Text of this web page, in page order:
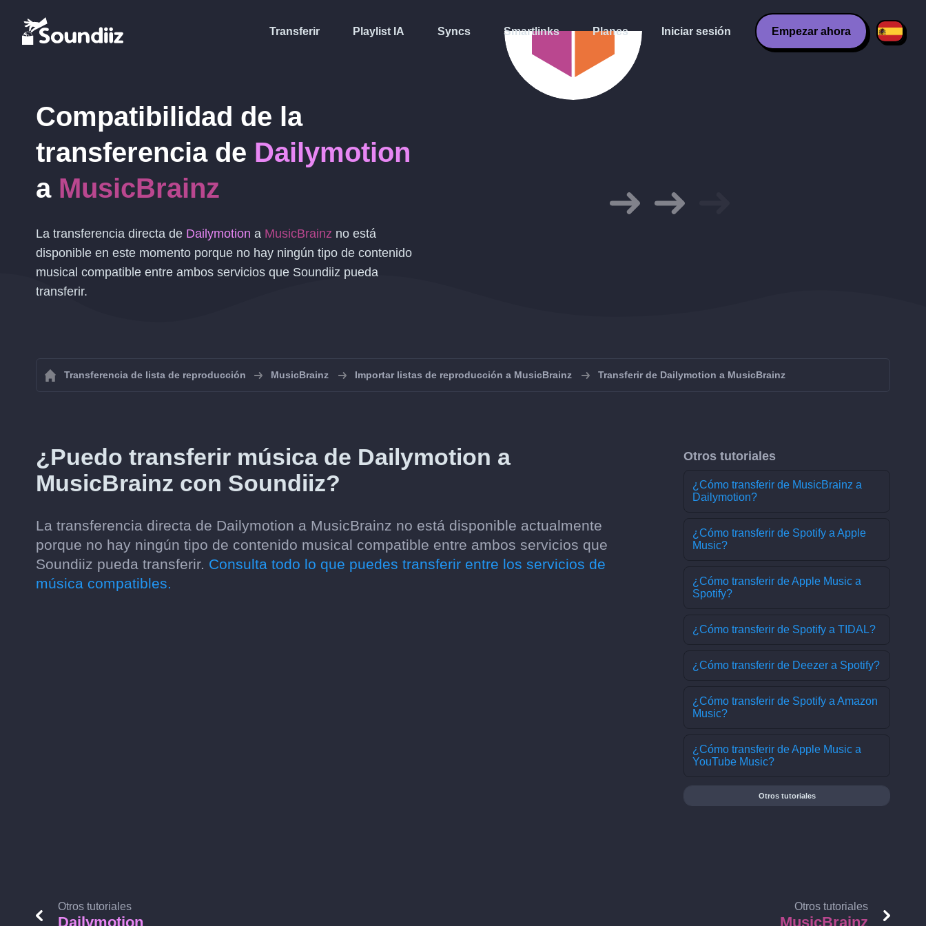
Transferir Playlist IA Syncs Smartlinks Planes Iniciar sesión Empezar ahora
Compatibilidad de la
transferencia de Dailymotion
a MusicBrainz
La transferencia directa de Dailymotion a MusicBrainz no está
disponible en este momento porque no hay ningún tipo de contenido
musical compatible entre ambos servicios que Soundiiz pueda
transferir.
Transferencia de lista de reproducción MusicBrainz Importar listas de reproducción a MusicBrainz Transferir de Dailymotion a MusicBrainz
¿Puedo transferir música de Dailymotion a
MusicBrainz con Soundiiz?
La transferencia directa de Dailymotion a MusicBrainz no está disponible actualmente
porque no hay ningún tipo de contenido musical compatible entre ambos servicios que
Soundiiz pueda transferir. Consulta todo lo que puedes transferir entre los servicios de
música compatibles.
Otros tutoriales
¿Cómo transferir de MusicBrainz a
Dailymotion?
¿Cómo transferir de Spotify a Apple
Music?
¿Cómo transferir de Apple Music a
Spotify?
¿Cómo transferir de Spotify a TIDAL?
¿Cómo transferir de Deezer a Spotify?
¿Cómo transferir de Spotify a Amazon
Music?
¿Cómo transferir de Apple Music a
YouTube Music?
Otros tutoriales
Otros tutoriales
Dailymotion
Otros tutoriales
MusicBrainz